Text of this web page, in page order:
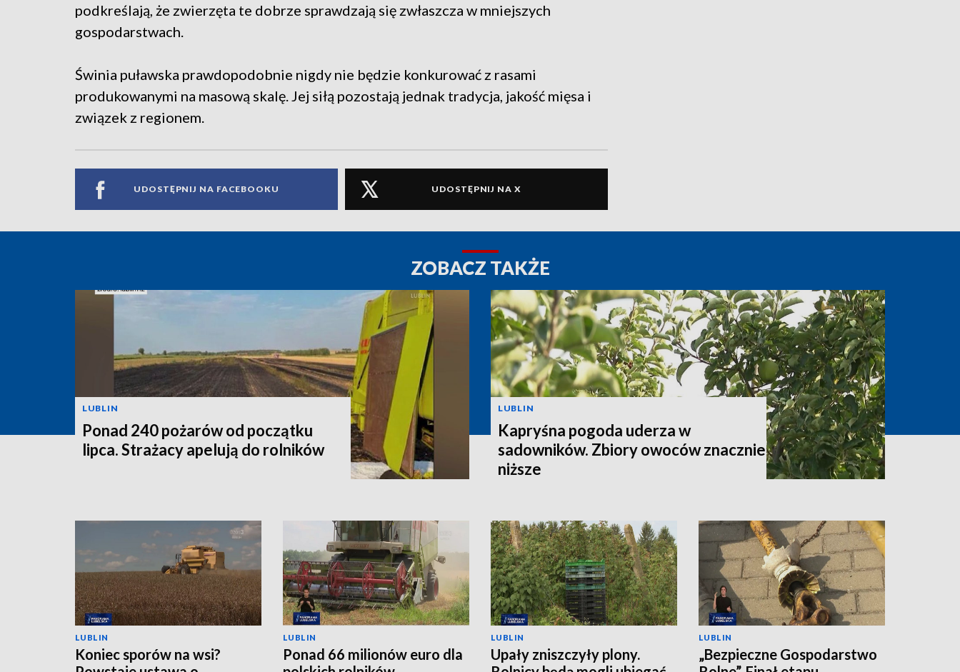
podkreślają, że zwierzęta te dobrze sprawdzają się zwłaszcza w mniejszych
gospodarstwach.
Świnia puławska prawdopodobnie nigdy nie będzie konkurować z rasami
produkowanymi na masową skalę. Jej siłą pozostają jednak tradycja, jakość mięsa i
związek z regionem.
UDOSTĘPNIJ NA FACEBOOKU UDOSTĘPNIJ NA X
ZOBACZ TAKŻE
LUBLIN
Ponad 240 pożarów od początku
lipca. Strażacy apelują do rolników
LUBLIN
Kapryśna pogoda uderza w
sadowników. Zbiory owoców znacznie
niższe
LUBLIN
Koniec sporów na wsi?
LUBLIN
Ponad 66 milionów euro dla
LUBLIN
Upały zniszczyły plony.
LUBLIN
„Bezpieczne Gospodarstwo